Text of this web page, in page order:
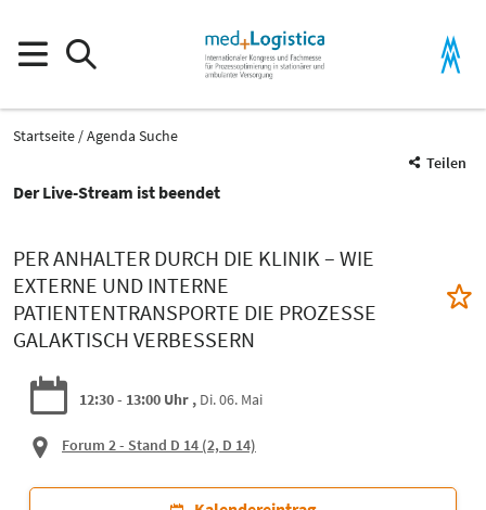
Startseite
Agenda Suche
Teilen
Der Live-Stream ist beendet
PER ANHALTER DURCH DIE KLINIK – WIE
EXTERNE UND INTERNE
PATIENTENTRANSPORTE DIE PROZESSE
GALAKTISCH VERBESSERN
12:30 - 13:00 Uhr Di. 06. Mai
Forum 2 - Stand D 14 (2, D 14)